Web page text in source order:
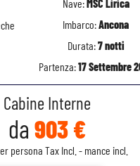
Nave: MSC Lirica
Imbarco:Ancona
Durata:7 notti
Partenza:17 Settembre
Cabine Interne
da 903 €
persona Tax Incl. - mance incl.